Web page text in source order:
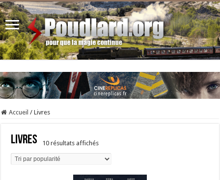
Accueil / Livres
Livres 10 résultats affichésTrié
popularité